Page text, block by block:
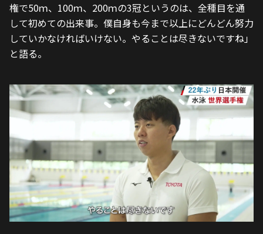
権で50ｍ、100ｍ、200ｍの3冠というのは、全種目を通
して初めての出来事。僕自身も今まで以上にどんどん努力
していかなければいけない。やることは尽きないですね」
と語る。